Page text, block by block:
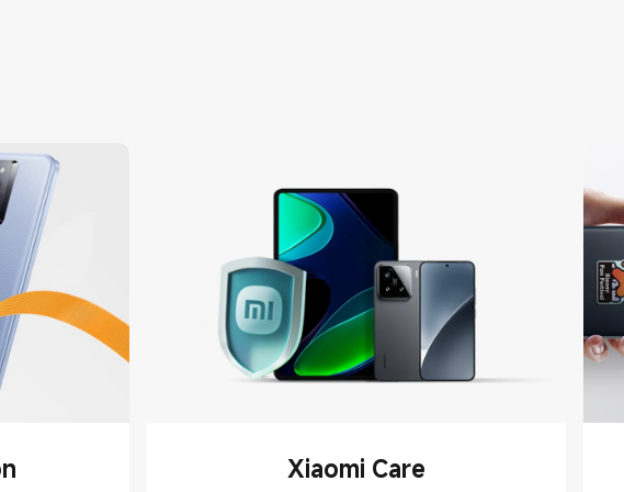
Xiaomi Care